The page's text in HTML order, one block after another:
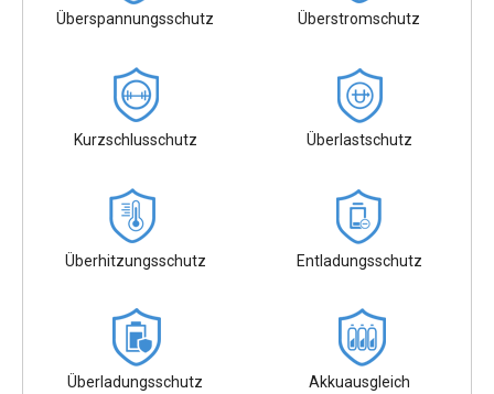
Überspannungsschutz Überstromschutz
Kurzschlusschutz Überlastschutz
Überhitzungsschutz Entladungsschutz
Überladungsschutz Akkuausgleich